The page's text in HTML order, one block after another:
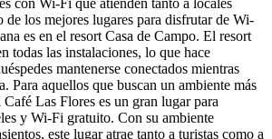
de los mejores lugares para disfrutar de Wi-
es en el resort Casa de Campo. El resort
todas las instalaciones, lo que hace
mantenerse conectados mientras
Para aquellos que buscan un ambiente más
Las Flores es un gran lugar para
y Wi-Fi gratuito. Con su ambiente
este lugar atrae tanto a turistas como a